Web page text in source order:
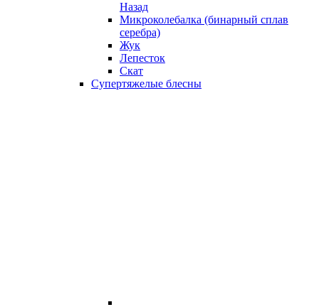
Назад
Микроколебалка (бинарный сплав
серебра)
Жук
Лепесток
Скат
Супертяжелые блесны